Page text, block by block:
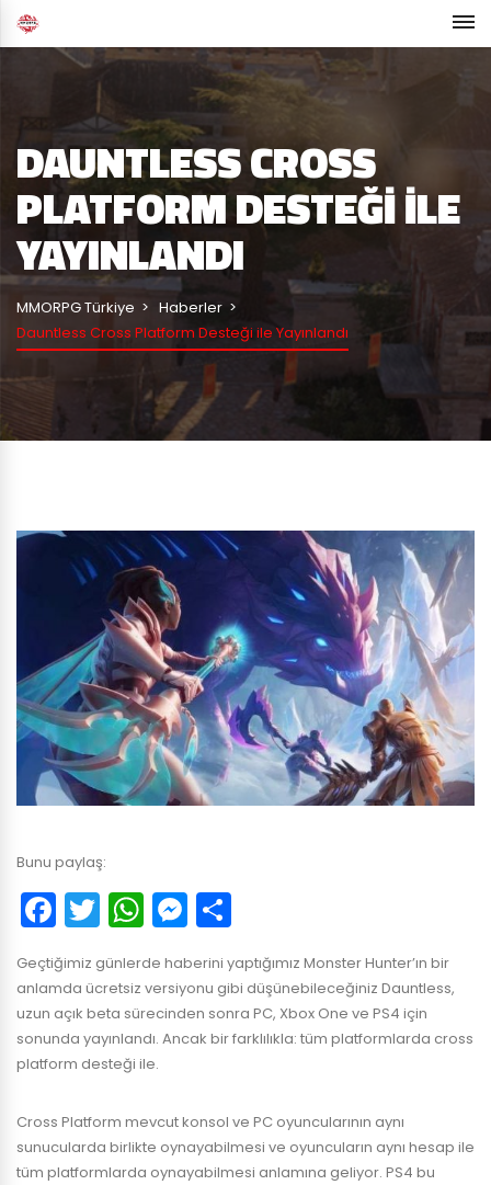
DAUNTLESS CROSS
PLATFORM DESTEĞI ILE
YAYINLANDI
MMORPG Türkiye
Haberler
Dauntless Cross Platform Desteği ile Yayınlandı
Bunu paylaş:
Facebook
Twitter
WhatsApp
Messenger
Geçtiğimiz günlerde haberini yaptığımız Monster Hunter’ın bir
anlamda ücretsiz versiyonu gibi düşünebileceğiniz Dauntless,
uzun açık beta sürecinden sonra PC, Xbox One ve PS4 için
sonunda yayınlandı. Ancak bir farklılıkla: tüm platformlarda cross
platform desteği ile.
Cross Platform mevcut konsol ve PC oyuncularının aynı
sunucularda birlikte oynayabilmesi ve oyuncuların aynı hesap ile
tüm platformlarda oynayabilmesi anlamına geliyor. PS4 bu